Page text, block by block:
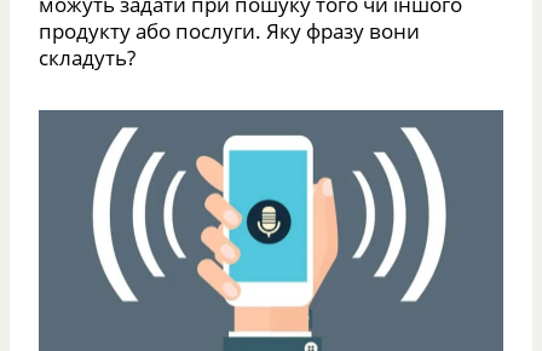
продукту або послуги. Яку фразу вони
складуть?